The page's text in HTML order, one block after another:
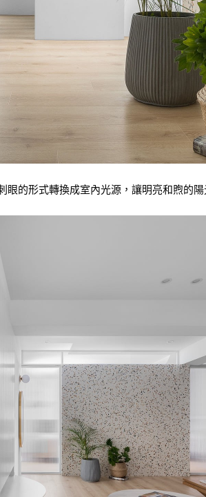
的形式轉換成室內光源，讓明亮和煦的陽